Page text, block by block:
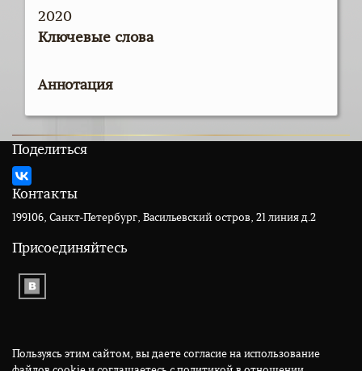
2020
Ключевые слова
Аннотация
Поделиться
Контакты
199106, Санкт-Петербург, Васильевский остров, 21 линия д.2
Присоединяйтесь
Пользуясь этим сайтом, вы даете согласие на использование